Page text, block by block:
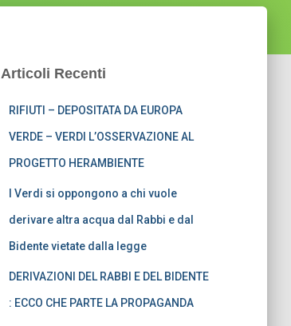
Articoli Recenti
RIFIUTI – DEPOSITATA DA EUROPA
VERDE – VERDI L’OSSERVAZIONE AL
PROGETTO HERAMBIENTE
I Verdi si oppongono a chi vuole
derivare altra acqua dal Rabbi e dal
Bidente vietate dalla legge
DERIVAZIONI DEL RABBI E DEL BIDENTE
: ECCO CHE PARTE LA PROPAGANDA